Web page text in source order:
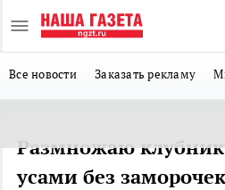
Все новости Заказать рекламу
Размножаю
усами без